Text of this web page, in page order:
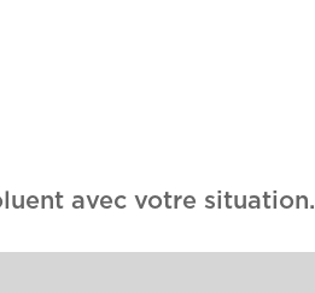
avec votre situation.